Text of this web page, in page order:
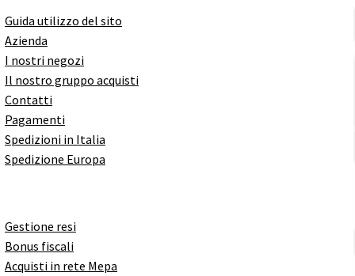
Guida utilizzo del sito
Azienda
I nostri negozi
Il nostro gruppo acquisti
Contatti
Pagamenti
Spedizioni in Italia
Spedizione Europa
Gestione resi
Bonus fiscali
Acquisti in rete Mepa